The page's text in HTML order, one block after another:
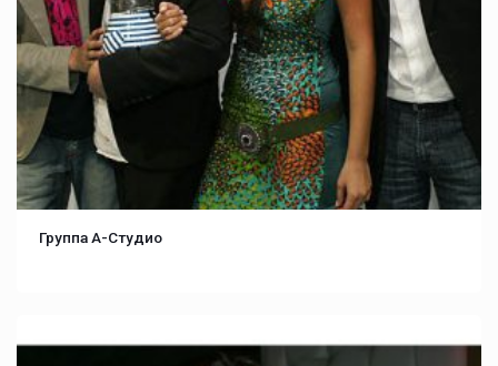
Группа А-Студио